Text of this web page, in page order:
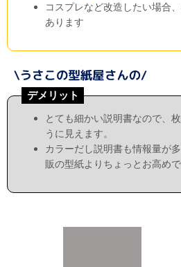
コスプレなど改造したい場合
あります
デメリット
とても細かい説明書なので、
うに見えます。
カラーだし説明書も情報量が
販の型紙よりちょっとお高めで